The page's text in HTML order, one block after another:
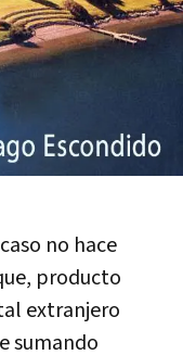
no hace
producto
extranjero
sumando